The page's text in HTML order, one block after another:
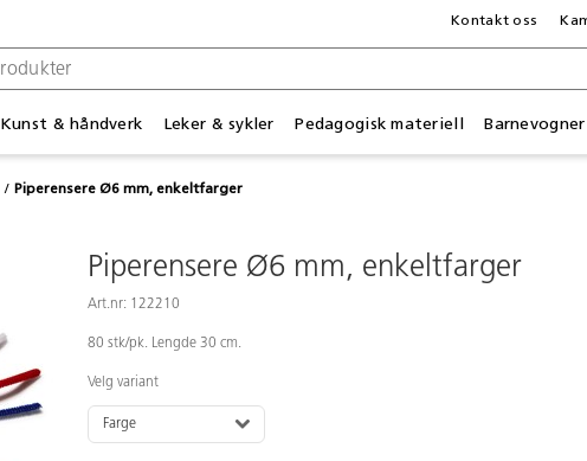
Kunst & håndverk Leker & sykler Pedagogisk materiell
Kontakt oss
Piperensere Ø6 mm, enkeltfarger
Piperensere Ø6 mm, enkeltfarger
Art.nr: 122210
80 stk/pk. Lengde 30 cm.
Velg variant
Farge